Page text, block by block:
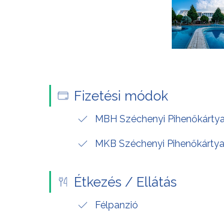
Fizetési módok
MBH Széchenyi
MKB Széchenyi Pihenőkártya
Étkezés / Ellátás
Félpanzió